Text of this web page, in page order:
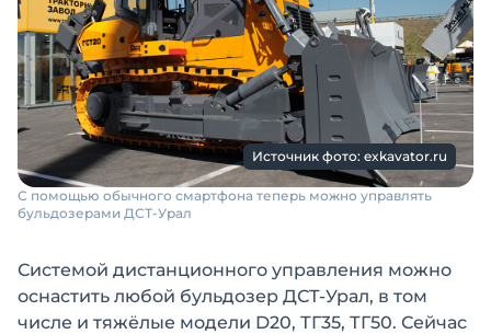
Источник фото: exkavator.ru
С помощью обычного смартфона теперь можно управлять
бульдозерами ДСТ-Урал
Системой дистанционного управления можно
оснастить любой бульдозер ДСТ-Урал, в том
числе и тяжёлые модели D20, ТГ35, ТГ50. Сейчас